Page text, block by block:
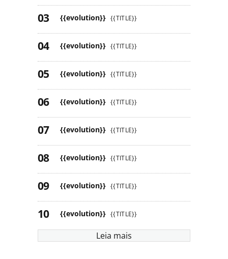
{{evolution}} {{TITLE}}
{{evolution}} {{TITLE}}
{{evolution}} {{TITLE}}
{{evolution}} {{TITLE}}
{{evolution}} {{TITLE}}
{{evolution}} {{TITLE}}
{{evolution}} {{TITLE}}
{{evolution}} {{TITLE}}
Leia mais